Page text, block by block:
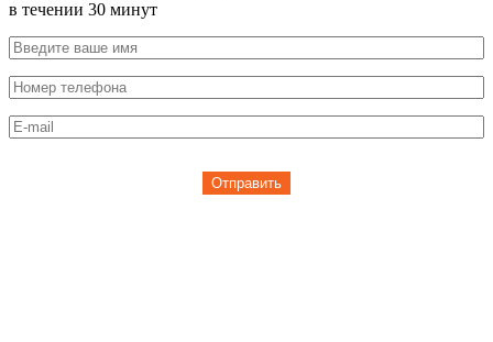
в течении 30 минут
Отправить